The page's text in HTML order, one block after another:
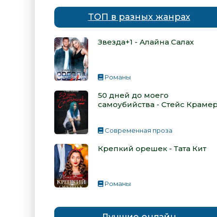
ТОП в разных жанрах
Звезда+1 - Алайна Салах
Романы
50 дней до моего
самоубийства - Стейс
Современная проза
Крепкий орешек - Тата Кит
Романы